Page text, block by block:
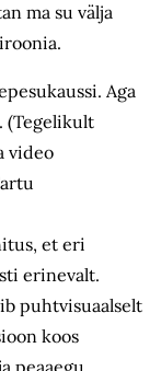
ma su välja
Aga
(Tegelikult
video
et eri
erinevalt.
puhtvisuaalselt
koos